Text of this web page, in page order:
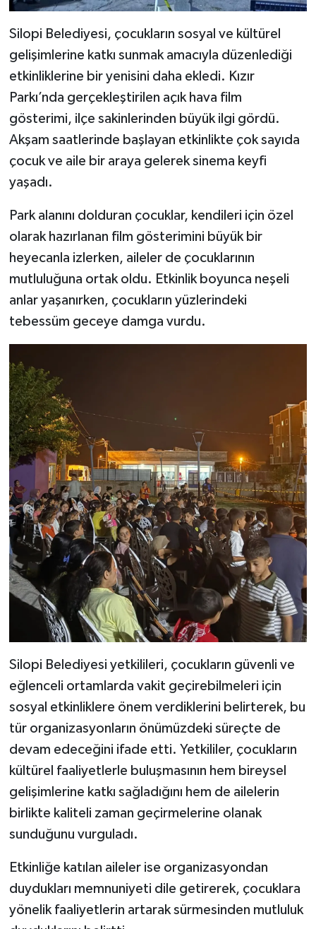
Silopi Belediyesi, çocukların sosyal ve kültürel
gelişimlerine katkı sunmak amacıyla düzenlediği
etkinliklerine bir yenisini daha ekledi. Kızır
Parkı’nda gerçekleştirilen açık hava film
gösterimi, ilçe sakinlerinden büyük ilgi gördü.
Akşam saatlerinde başlayan etkinlikte çok sayıda
çocuk ve aile bir araya gelerek sinema keyfi
yaşadı.
Park alanını dolduran çocuklar, kendileri için özel
olarak hazırlanan film gösterimini büyük bir
heyecanla izlerken, aileler de çocuklarının
mutluluğuna ortak oldu. Etkinlik boyunca neşeli
anlar yaşanırken, çocukların yüzlerindeki
tebessüm geceye damga vurdu.
Silopi Belediyesi yetkilileri, çocukların güvenli ve
eğlenceli ortamlarda vakit geçirebilmeleri için
sosyal etkinliklere önem verdiklerini belirterek, bu
tür organizasyonların önümüzdeki süreçte de
devam edeceğini ifade etti. Yetkililer, çocukların
kültürel faaliyetlerle buluşmasının hem bireysel
gelişimlerine katkı sağladığını hem de ailelerin
birlikte kaliteli zaman geçirmelerine olanak
sunduğunu vurguladı.
Etkinliğe katılan aileler ise organizasyondan
duydukları memnuniyeti dile getirerek, çocuklara
yönelik faaliyetlerin artarak sürmesinden mutluluk